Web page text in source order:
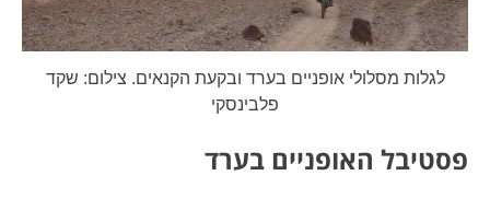
לגלות מסלולי אופניים בערד ובקעת הקנאים. צילום: שקד
פלבינסקי
פסטיבל האופניים בערד